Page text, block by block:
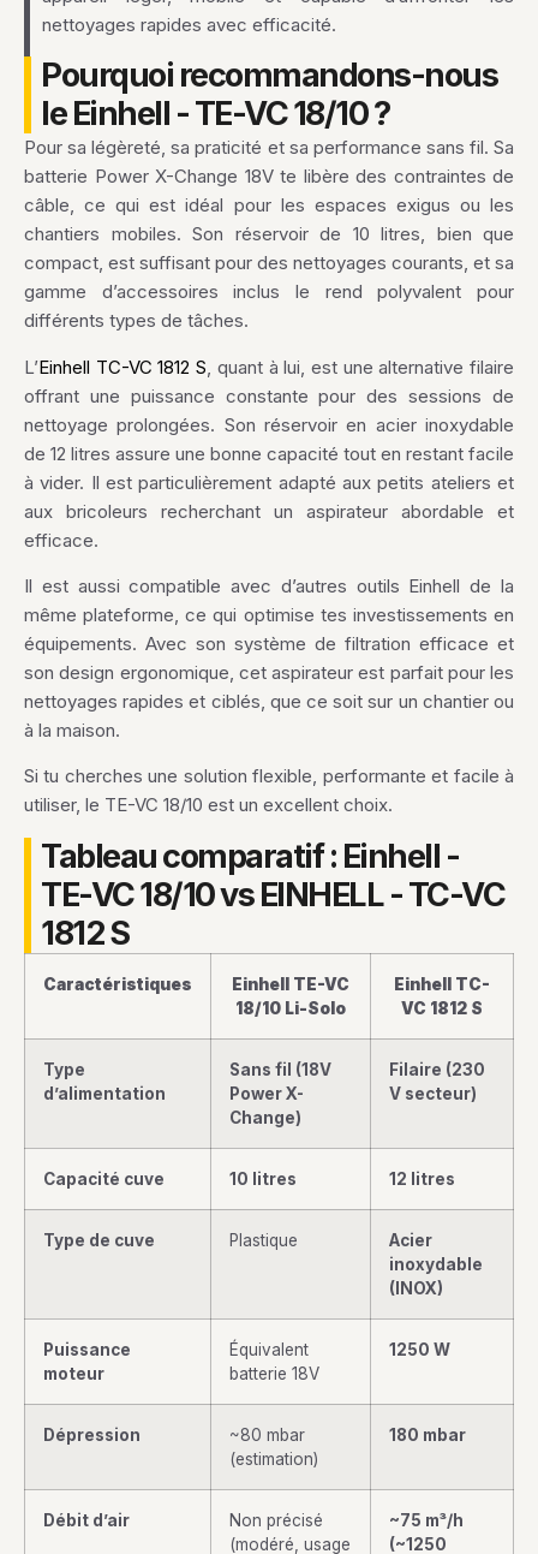
nettoyages rapides avec efficacité.
Pourquoi recommandons-nous
le Einhell - TE-VC 18/10 ?
Pour sa légèreté, sa praticité et sa performance sans fil. Sa
batterie Power X-Change 18V te libère des contraintes de
câble, ce qui est idéal pour les espaces exigus ou les
chantiers mobiles. Son réservoir de 10 litres, bien que
compact, est suffisant pour des nettoyages courants, et sa
gamme d’accessoires inclus le rend polyvalent pour
différents types de tâches.
L’Einhell TC-VC 1812 S , quant à lui, est une alternative filaire
offrant une puissance constante pour des sessions de
nettoyage prolongées. Son réservoir en acier inoxydable
de 12 litres assure une bonne capacité tout en restant facile
à vider. Il est particulièrement adapté aux petits ateliers et
aux bricoleurs recherchant un aspirateur abordable et
efficace.
Il est aussi compatible avec d’autres outils Einhell de la
même plateforme, ce qui optimise tes investissements en
équipements. Avec son système de filtration efficace et
son design ergonomique, cet aspirateur est parfait pour les
nettoyages rapides et ciblés, que ce soit sur un chantier ou
à la maison.
Si tu cherches une solution flexible, performante et facile à
utiliser, le TE-VC 18/10 est un excellent choix.
Tableau comparatif : Einhell -
TE-VC 18/10 vs EINHELL - TC-VC
1812 S
Caractéristiques
Einhell TE-VC
18/10 Li-Solo
Einhell TC-
VC 1812 S
Type
d’alimentation
Sans fil (18V
Power X-
Change)
Filaire (230
V secteur)
Capacité cuve 10 litres 12 litres
Type de cuve Plastique
Acier
inoxydable
(INOX)
Puissance
moteur
Équivalent
batterie 18V
1250 W
Dépression
~80 mbar
(estimation)
180 mbar
Débit d’air
Non précisé
(modéré, usage
~75 m³/h
(~1250